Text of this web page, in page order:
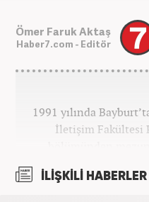
Ömer Faruk Aktaş
Haber7.com - Editör
1991 yılında
İletişim Fakültesi
bölümünden
Gazetesi'nde
İLİŞKİLİ HABERLER